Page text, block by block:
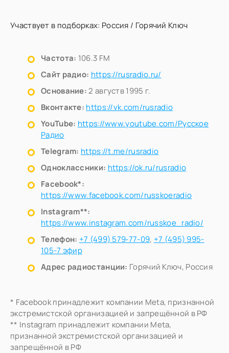
Участвует в подборках: Россия / Горячий Ключ
Частота: 106.3 FM
Сайт радио: https://rusradio.ru/
Основание: 2 августв 1995 г.
Вконтакте: https://vk.com/rusradio
YouTube: https://www.youtube.com/Русское
Радио
Telegram: https://t.me/rusradio
Одноклассники: https://ok.ru/rusradio
Facebook*:
https://www.facebook.com/russkoeradio
Instagram**:
https://www.instagram.com/russkoe_radio/
Телефон: +7 (499) 579‑77-09, +7 (495) 995-
105-7 эфир
Адрес радиостанции: Горячий Ключ, Россия
* Facebook принадлежит компании Meta, признанной
экстремистской организацией и запрещённой в РФ
** Instagram принадлежит компании Meta,
признанной экстремистской организацией и
запрещённой в РФ